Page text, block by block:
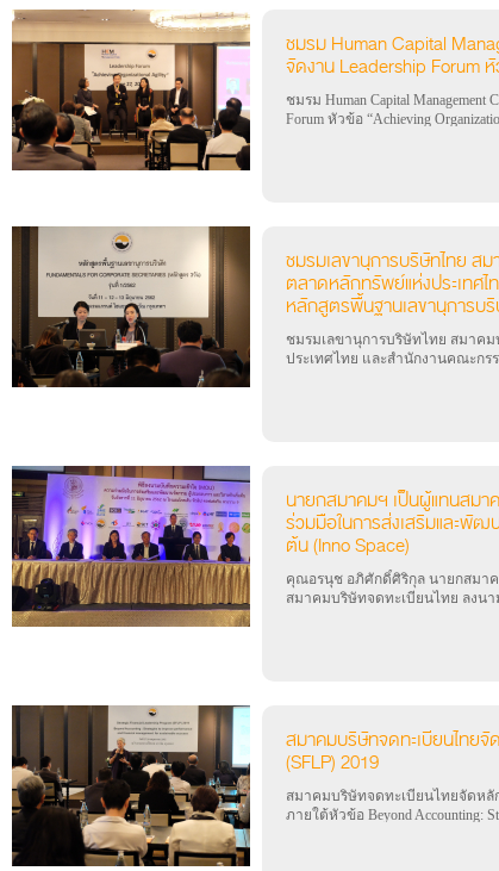
ชมรม Human Capital
จัดงาน Leadership Forum
ชมรม Human Capital
Forum หัวข้อ “Achieving
ชมรมเลขานุการบริษัทไทย ส
ตลาดหลักทรัพย์แห่งประเทศ
หลักสูตรพื้นฐานเลขานุการบ
ชมรมเลขานุการบริษัทไทย สมาค
ประเทศไทย และสำนักงานคณะกร
นายกสมาคมฯ เป็นผู้แทนสมา
ร่วมมือในการส่งเสริมและพัฒ
ต้น (Inno Space)
คุณอรนุช อภิศักดิ์ศิริกุล นายกสมา
สมาคมบริษัทจดทะเบียนไทย ลงน
สมาคมบริษัทจดทะเบียนไทย
(SFLP) 2019
สมาคมบริษัทจดทะเบียนไทยจัดหลักสู
ภายใต้หัวข้อ Beyond Accounting: